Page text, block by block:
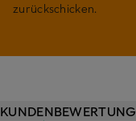
zurückschicken.
KUNDENBEWERTUNG